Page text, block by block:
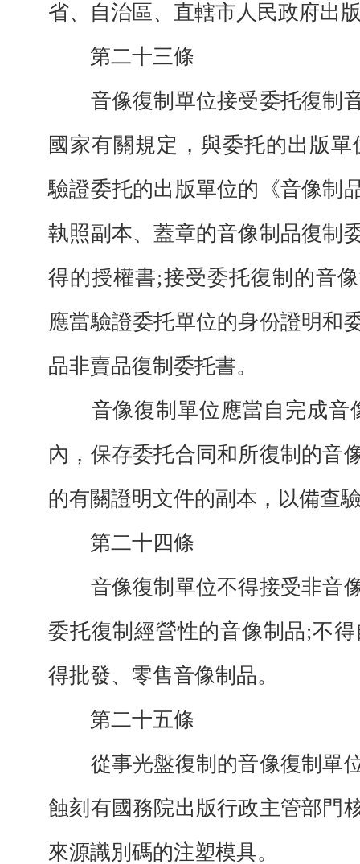
省、自治區、直轄市人民政府出
第二十三條
音像復制單位接受委托復制
國家有關規定，與委托的出版
驗證委托的出版單位的《音像制
執照副本、蓋章的音像制品復制
得的授權書;接受委托復制的音
應當驗證委托單位的身份證明和
品非賣品復制委托書。
音像復制單位應當自完成音
內，保存委托合同和所復制的音
的有關證明文件的副本，以備查
第二十四條
音像復制單位不得接受非音
委托復制經營性的音像制品;不
得批發、零售音像制品。
第二十五條
從事光盤復制的音像復制單
蝕刻有國務院出版行政主管部門
來源識別碼的注塑模具。